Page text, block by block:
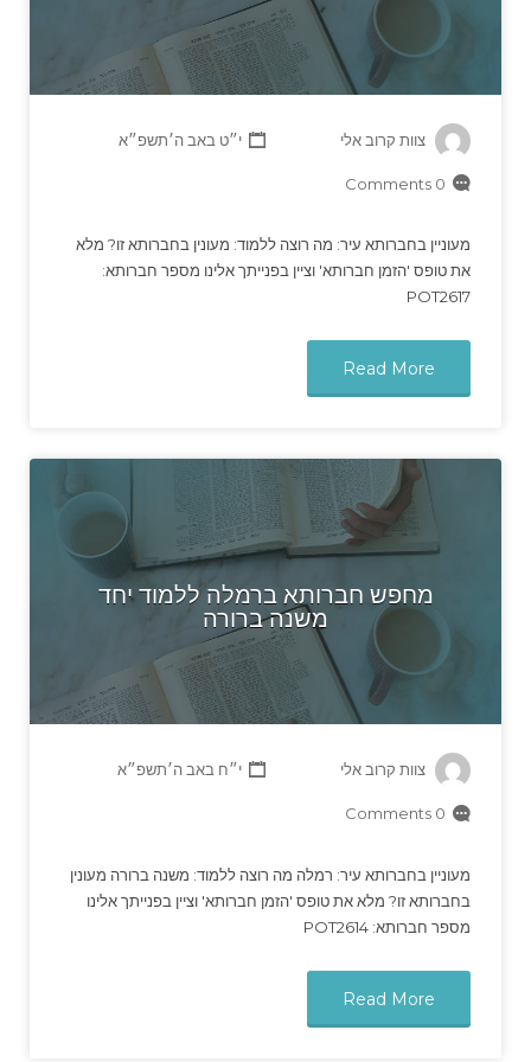
צוות קרוב אלי י״ט באב ה׳תשפ״א
0 Comments
מעוניין בחברותא עיר: מה רוצה ללמוד: מעונין בחברותא זו? מלא
את טופס 'הזמן חברותא' וציין בפנייתך אלינו מספר חברותא:
POT2617
Read More
מחפש חברותא ברמלה ללמוד יחד
משנה ברורה
צוות קרוב אלי י״ח באב ה׳תשפ״א
0 Comments
מעוניין בחברותא עיר: רמלה מה רוצה ללמוד: משנה ברורה מעונין
בחברותא זו? מלא את טופס 'הזמן חברותא' וציין בפנייתך אלינו
מספר חברותא: POT2614
Read More